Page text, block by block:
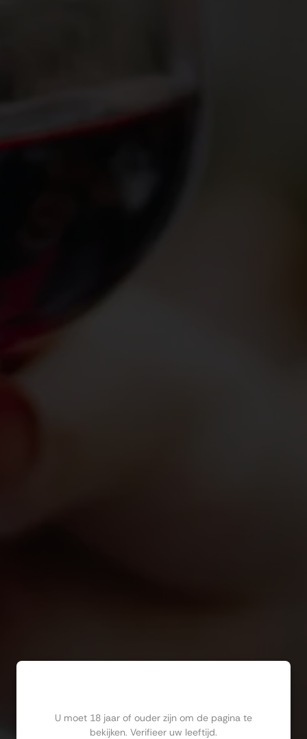
U moet 18 jaar of ouder zijn om de pagina te
bekijken. Verifieer uw leeftijd.